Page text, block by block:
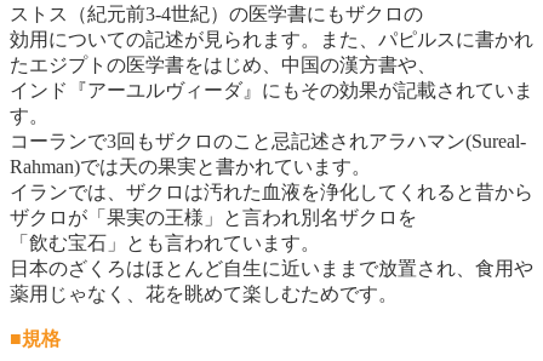
ストス（紀元前3-4世紀）の医学書にもザクロの
効用についての記述が見られます。また、パピルスに書かれ
たエジプトの医学書をはじめ、中国の漢方書や、
インド『アーユルヴィーダ』にもその効果が記載されていま
す。
コーランで3回もザクロのこと忌記述されアラハマン(Sureal-
Rahman)では天の果実と書かれています。
イランでは、ザクロは汚れた血液を浄化してくれると昔から
ザクロが「果実の王様」と言われ別名ザクロを
「飲む宝石」とも言われています。
日本のざくろはほとんど自生に近いままで放置され、食用や
薬用じゃなく、花を眺めて楽しむためです。
■規格